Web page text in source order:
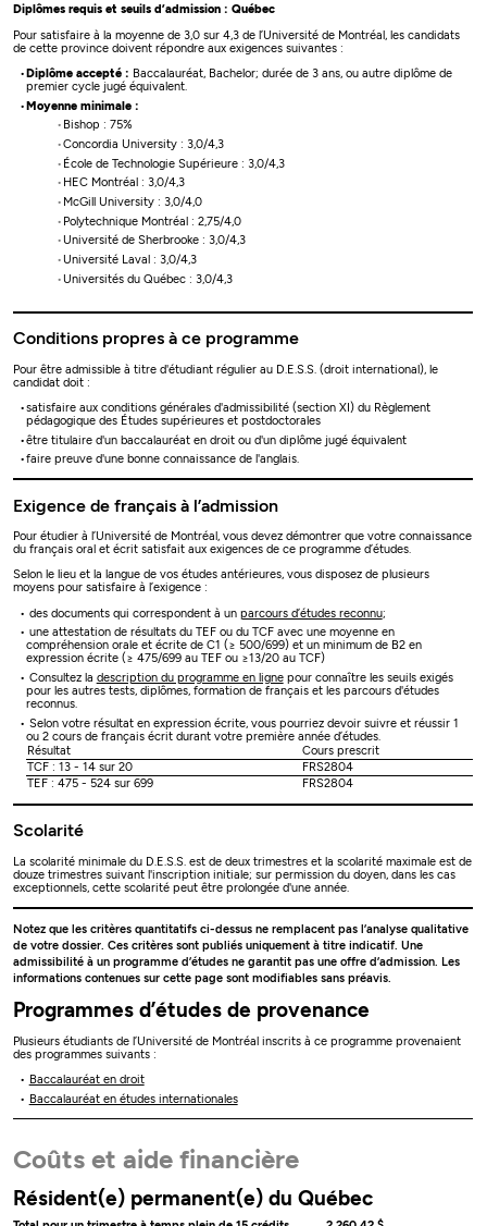
Diplômes requis et seuils d’admission : Québec
Pour satisfaire à la moyenne de 3,0 sur 4,3 de l’Université de Montréal, les candidats
de cette province doivent répondre aux exigences suivantes :
Diplôme accepté : Baccalauréat, Bachelor; durée de 3 ans, ou autre diplôme de
premier cycle jugé équivalent.
Moyenne minimale :
Bishop : 75%
Concordia University : 3,0/4,3
École de Technologie Supérieure : 3,0/4,3
HEC Montréal : 3,0/4,3
McGill University : 3,0/4,0
Polytechnique Montréal : 2,75/4,0
Université de Sherbrooke : 3,0/4,3
Université Laval : 3,0/4,3
Universités du Québec : 3,0/4,3
Conditions propres à ce programme
Pour être admissible à titre d'étudiant régulier au D.E.S.S. (droit international), le
candidat doit :
satisfaire aux conditions générales d'admissibilité (section XI) du Règlement
pédagogique des Études supérieures et postdoctorales
être titulaire d'un baccalauréat en droit ou d'un diplôme jugé équivalent
faire preuve d'une bonne connaissance de l'anglais.
Exigence de français à l’admission
Pour étudier à l’Université de Montréal, vous devez démontrer que votre connaissance
du français oral et écrit satisfait aux exigences de ce programme d’études.
Selon le lieu et la langue de vos études antérieures, vous disposez de plusieurs
moyens pour satisfaire à l’exigence :
des documents qui correspondent à un parcours d’études reconnu;
une attestation de résultats du TEF ou du TCF avec une moyenne en
compréhension orale et écrite de C1 (≥ 500/699) et un minimum de B2 en
expression écrite (≥ 475/699 au TEF ou ≥13/20 au TCF)
Consultez la description du programme en lignepour connaître les seuils exigés
pour les autres tests, diplômes, formation de français et les parcours d'études
reconnus.
Selon votre résultat en expression écrite, vous pourriez devoir suivre et réussir 1
ou 2 cours de français écrit durant votre première année d’études.
Résultat
Cours prescrit
TCF : 13 - 14 sur 20
FRS2804
TEF : 475 - 524 sur 699
FRS2804
Scolarité
La scolarité minimale du D.E.S.S. est de deux trimestres et la scolarité maximale est de
douze trimestres suivant l'inscription initiale; sur permission du doyen, dans les cas
exceptionnels, cette scolarité peut être prolongée d'une année.
Notez que les critères quantitatifs ci-dessus ne remplacent pas l’analyse qualitative
de votre dossier. Ces critères sont publiés uniquement à titre indicatif. Une
admissibilité à un programme d’études ne garantit pas une offre d’admission. Les
informations contenues sur cette page sont modifiables sans préavis.
Programmes d’études de provenance
Plusieurs étudiants de l’Université de Montréal inscrits à ce programme provenaient
des programmes suivants :
Baccalauréat en droit
Baccalauréat en études internationales
Coûts et aide financière
Résident(e) permanent(e) du Québec